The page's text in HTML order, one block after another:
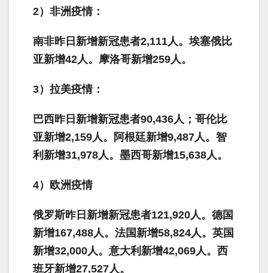
2）非洲疫情：
南非昨日新增新冠患者2,111人。埃塞俄比
亚新增42人。摩洛哥新增259人。
3）拉美疫情：
巴西昨日新增新冠患者90,436人；哥伦比
亚新增2,159人。阿根廷新增9,487人。智
利新增31,978人。墨西哥新增15,638人。
4）欧洲疫情
俄罗斯昨日新增新冠患者121,920人。德国
新增167,488人。法国新增58,824人。英国
新增32,000人。意大利新增42,069人。西
班牙新增27,527人。